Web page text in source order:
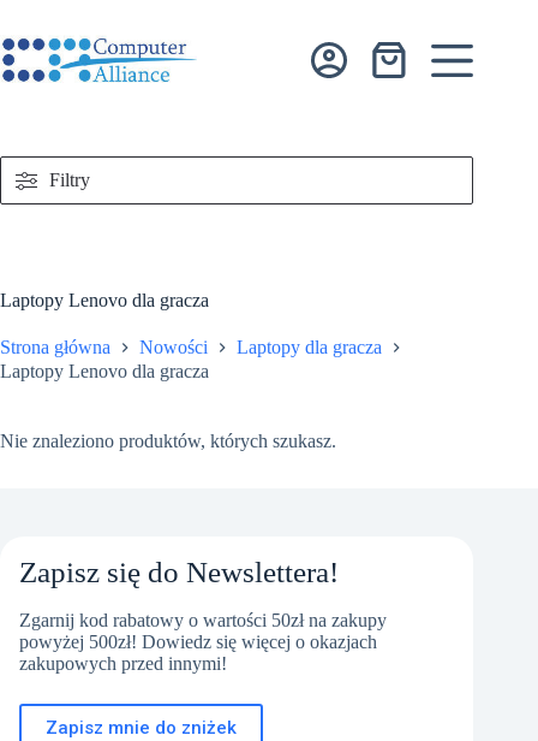
treści
Koszyk
Laptopy Lenovo dla gracza
Strona główna Nowości
Laptopy dla gracza
Laptopy Lenovo dla gracza
Nie znaleziono produktów, których szukasz.
Filtry
Zapisz się do Newslettera!
Zgarnij kod rabatowy o wartości 50zł na zakupy
powyżej 500zł! Dowiedz się więcej o okazjach
zakupowych przed innymi!
Zapisz mnie do zniżek